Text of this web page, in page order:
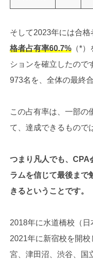
そして2023年には合格
格者占有率60.7% （*
ションを確立したので
973名を、全体の最終
この占有率は、一部の
て、達成できるもので
つまり凡人でも、CPA
ラムを信じて最後まで
きるということです。
2018年に水道橋校（日
2021年に新宿校を開
宮、津田沼、渋谷、国